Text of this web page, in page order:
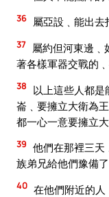
36 屬亞設﹑能出去
37
屬約但河東邊﹑
著各樣軍器交戰的﹑
38
以上這些人都
崙﹑要擁立大衛為
都一心一意要擁立大
39 他們在那裡三天
族弟兄給他們豫備了
40 在他們附近的